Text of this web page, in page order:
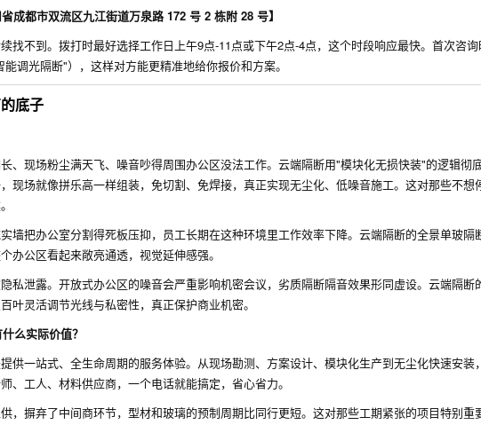
成都市双流区九江街道万泉路 172 号 2 栋附 28 号】
找不到。拨打时最好选择工作日上午9点-11点或下午2点-4点，这个时段响应最快。首次咨
调光隔断"），这样对方能更精准地给你报价和方案。
底子
、现场粉尘满天飞、噪音吵得周围办公区没法工作。云端隔断用"模块化无损快装"的逻辑
现场就像拼乐高一样组装，免切割、免焊接，真正实现无尘化、低噪音施工。这对那些不想
墙把办公室分割得死板压抑，员工长期在这种环境里工作效率下降。云端隔断的全景单玻
办公区看起来敞亮通透，视觉延伸感强。
私泄露。开放式办公区的噪音会严重影响机密会议，劣质隔断隔音效果形同虚设。云端隔断
叶灵活调节光线与私密性，真正保护商业机密。
么实际价值？
供一站式、全生命周期的服务体验。从现场勘测、方案设计、模块化生产到无尘化快速安装
、工人、材料供应商，一个电话就能搞定，省心省力。
，摒弃了中间商环节，型材和玻璃的预制周期比同行更短。这对那些工期紧张的项目特别